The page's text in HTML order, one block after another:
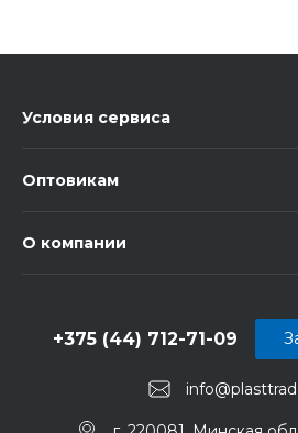
Условия сервиса
Оптовикам
О компании
+375 (44) 712-71-09